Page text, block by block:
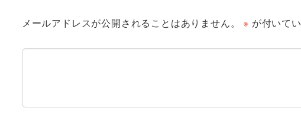
メールアドレスが公開されることはありません。 ※ が付いて